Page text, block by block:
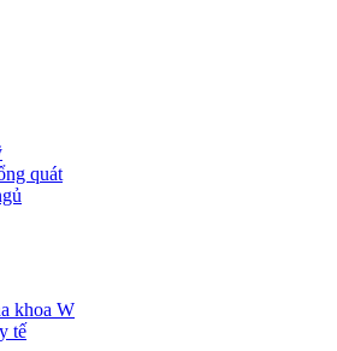
quát
khoa W
tế